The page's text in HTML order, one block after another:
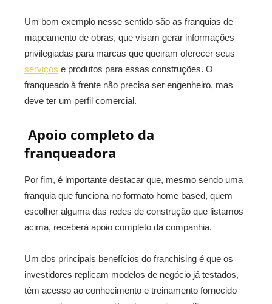
Um bom exemplo nesse sentido são as franquias de
mapeamento de obras, que visam gerar informações
privilegiadas para marcas que queiram oferecer seus
serviços e produtos para essas construções. O
franqueado à frente não precisa ser engenheiro, mas
deve ter um perfil comercial.
Apoio completo da
franqueadora
Por fim, é importante destacar que, mesmo sendo uma
franquia que funciona no formato home based, quem
escolher alguma das redes de construção que listamos
acima, receberá apoio completo da companhia.
Um dos principais benefícios do franchising é que os
investidores replicam modelos de negócio já testados,
têm acesso ao conhecimento e treinamento fornecido